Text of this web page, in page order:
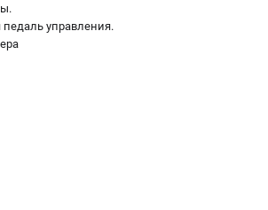
педаль управления.